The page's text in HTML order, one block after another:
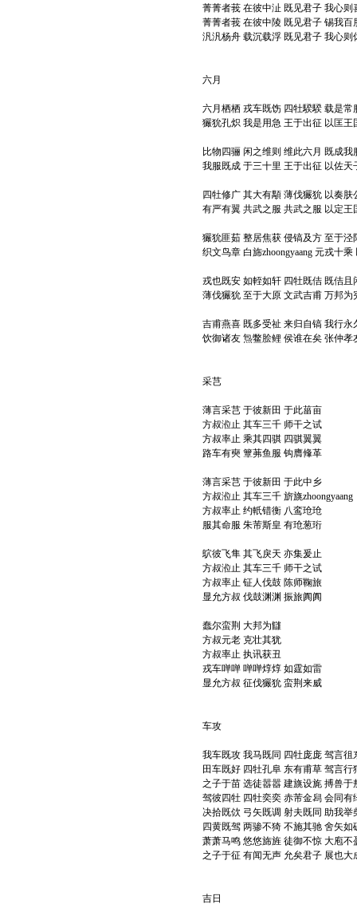
菁菁者莪 在彼中沚 既见君子 我心则
菁菁者莪 在彼中陵 既见君子 锡我百
汎汎杨舟 载沉载浮 既见君子 我心则
六月
六月栖栖 戎车既饬 四牡騤騤 载是常
玁狁孔炽 我是用急 王于出征 以匡王
比物四骊 闲之维则 维此六月 既成我
我服既成 于三十里 王于出征 以佐天
四牡修广 其大有顒 薄伐玁狁 以奏肤
有严有翼 共武之服 共武之服 以定王
玁狁匪茹 整居焦获 侵镐及方 至于泾
织文鸟章 白旆zhoongyaang 元戎十乘
戎也既安 如輊如轩 四牡既佶 既佶且
薄伐玁狁 至于大原 文武吉甫 万邦为
吉甫燕喜 既多受祉 来归自镐 我行永
饮御诸友 炰鳖脍鲤 侯谁在矣 张仲孝
采芑
薄言采芑 于彼新田 于此菑亩
方叔涖止 其车三千 师干之试
方叔率止 乘其四骐 四骐翼翼
路车有奭 簟茀鱼服 钩膺鞗革
薄言采芑 于彼新田 于此中乡
方叔涖止 其车三千 旂旐zhoongyaang
方叔率止 约軝错衡 八鸾玱玱
服其命服 朱芾斯皇 有玱葱珩
鴥彼飞隼 其飞戾天 亦集爰止
方叔涖止 其车三千 师干之试
方叔率止 钲人伐鼓 陈师鞠旅
显允方叔 伐鼓渊渊 振旅阗阗
蠢尔蛮荆 大邦为讎
方叔元老 克壮其犹
方叔率止 执讯获丑
戎车啴啴 啴啴焞焞 如霆如雷
显允方叔 征伐玁狁 蛮荆来威
车攻
我车既攻 我马既同 四牡庞庞 驾言徂
田车既好 四牡孔阜 东有甫草 驾言行
之子于苗 选徒嚣嚣 建旐设旄 搏兽于
驾彼四牡 四牡奕奕 赤芾金舄 会同有
决拾既佽 弓矢既调 射夫既同 助我举
四黄既驾 两骖不猗 不施其驰 舍矢如
萧萧马鸣 悠悠旆旌 徒御不惊 大庖不
之子于征 有闻无声 允矣君子 展也大
吉日